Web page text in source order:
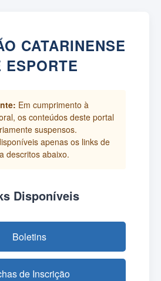
CATARINENSE
ESPORTE
Em cumprimento à
os conteúdos deste portal
suspensos.
apenas os links de
descritos abaixo.
Disponíveis
Boletins
de Inscrição